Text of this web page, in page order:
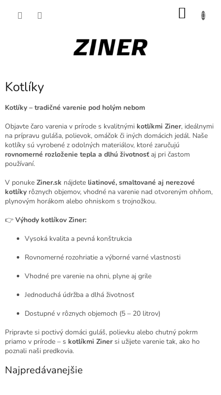
Kotlíky
Kotlíky – tradičné varenie pod holým nebom
Objavte čaro varenia v prírode s kvalitnými kotlíkmi Ziner, ideálnymi
na prípravu guláša, polievok, omáčok či iných domácich jedál. Naše
kotlíky sú vyrobené z odolných materiálov, ktoré zaručujú
rovnomerné rozloženie tepla a dlhú životnosťaj pri častom
používaní.
V ponuke Ziner.sk nájdete liatinové, smaltované aj nerezové
kotlíky rôznych objemov, vhodné na varenie nad otvoreným ohňom,
plynovým horákom alebo ohniskom s trojnožkou.
👉 Výhody kotlíkov Ziner:
Vysoká kvalita a pevná konštrukcia
Rovnomerné rozohriatie a výborné varné vlastnosti
Vhodné pre varenie na ohni, plyne aj grile
Jednoduchá údržba a dlhá životnosť
Dostupné v rôznych objemoch (5 – 20 litrov)
Pripravte si poctivý domáci guláš, polievku alebo chutný pokrm
priamo v prírode – s kotlíkmi Zinersi užijete varenie tak, ako ho
poznali naši predkovia.
Najpredávanejšie